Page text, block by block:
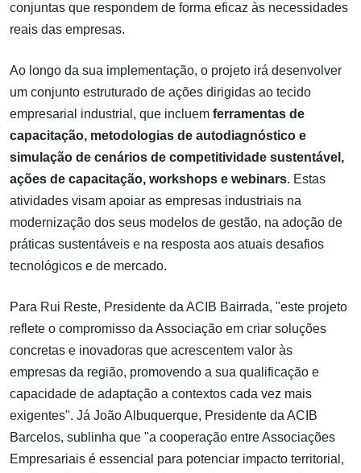
conjuntas que respondem de forma eficaz às necessidades
reais das empresas.
Ao longo da sua implementação, o projeto irá desenvolver
um conjunto estruturado de ações dirigidas ao tecido
empresarial industrial, que incluem ferramentas de
capacitação, metodologias de autodiagnóstico e
simulação de cenários de competitividade sustentável,
ações de capacitação, workshops e webinars. Estas
atividades visam apoiar as empresas industriais na
modernização dos seus modelos de gestão, na adoção de
práticas sustentáveis e na resposta aos atuais desafios
tecnológicos e de mercado.
Para Rui Reste, Presidente da ACIB Bairrada, "este projeto
reflete o compromisso da Associação em criar soluções
concretas e inovadoras que acrescentem valor às
empresas da região, promovendo a sua qualificação e
capacidade de adaptação a contextos cada vez mais
exigentes". Já João Albuquerque, Presidente da ACIB
Barcelos, sublinha que "a cooperação entre Associações
Empresariais é essencial para potenciar impacto territorial,